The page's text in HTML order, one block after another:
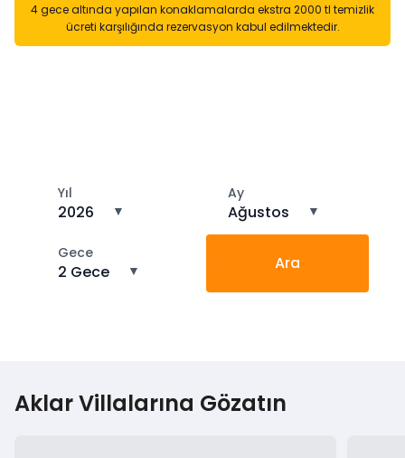
4 gece altında yapılan konaklamalarda ekstra 2000 tl temizlik
ücreti karşılığında rezervasyon kabul edilmektedir.
Yıl
2026 ▼
Ay
Ağustos ▼
Gece
2 Gece ▼ Ara
Aklar Villalarına Gözatın